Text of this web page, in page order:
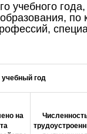
учебного
по
учебный год
на